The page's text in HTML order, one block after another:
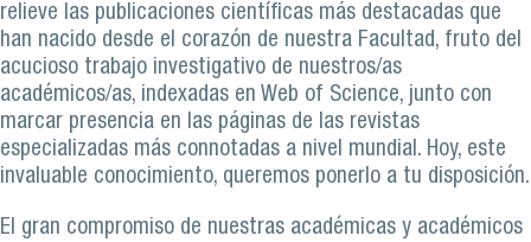
relieve las publicaciones científicas más destacadas que
han nacido desde el corazón de nuestra Facultad, fruto del
acucioso trabajo investigativo de nuestros/as
académicos/as, indexadas en Web of Science, junto con
marcar presencia en las páginas de las revistas
especializadas más connotadas a nivel mundial. Hoy, este
invaluable conocimiento, queremos ponerlo a tu disposición.
El gran compromiso de nuestras académicas y académicos